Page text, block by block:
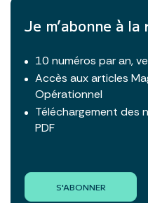
Je m’abonne à la
10 numéros par an,
Accès aux articles
Opérationnel
Téléchargement des
PDF
S'ABONNER